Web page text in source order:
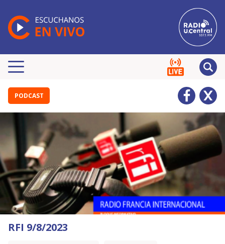
PODCAST
RFI 9/8/2023